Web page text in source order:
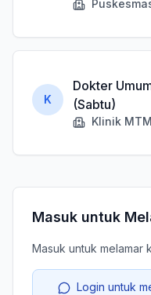
K
Dokter
(Sabtu)
Klinik
Masuk untuk
Masuk untuk melamar
Login untuk